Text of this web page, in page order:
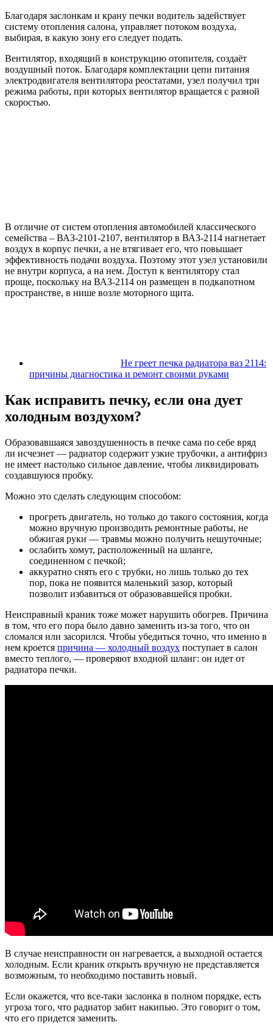
Благодаря заслонкам и крану печки водитель задействует
систему отопления салона, управляет потоком воздуха,
выбирая, в какую зону его следует подать.
Вентилятор, входящий в конструкцию отопителя, создаёт
воздушный поток. Благодаря комплектации цепи питания
электродвигателя вентилятора реостатами, узел получил три
режима работы, при которых вентилятор вращается с разной
скоростью.
В отличие от систем отопления автомобилей классического
семейства – ВАЗ-2101-2107, вентилятор в ВАЗ-2114 нагнетает
воздух в корпус печки, а не втягивает его, что повышает
эффективность подачи воздуха. Поэтому этот узел установили
не внутри корпуса, а на нем. Доступ к вентилятору стал
проще, поскольку на ВАЗ-2114 он размещен в подкапотном
пространстве, в нише возле моторного щита.
Не греет печка радиатора ваз 2114:
причины диагностика и ремонт своими руками
Как исправить печку, если она дует
холодным воздухом?
Образовавшаяся завоздушенность в печке сама по себе вряд
ли исчезнет — радиатор содержит узкие трубочки, а антифриз
не имеет настолько сильное давление, чтобы ликвидировать
создавшуюся пробку.
Можно это сделать следующим способом:
прогреть двигатель, но только до такого состояния, когда
можно вручную производить ремонтные работы, не
обжигая руки — травмы можно получить нешуточные;
ослабить хомут, расположенный на шланге,
соединенном с печкой;
аккуратно снять его с трубки, но лишь только до тех
пор, пока не появится маленький зазор, который
позволит избавиться от образовавшейся пробки.
Неисправный краник тоже может нарушить обогрев. Причина
в том, что его пора было давно заменить из-за того, что он
сломался или засорился. Чтобы убедиться точно, что именно в
нем кроется причина — холодный воздух поступает в салон
вместо теплого, — проверяют входной шланг: он идет от
радиатора печки.
В случае неисправности он нагревается, а выходной остается
холодным. Если краник открыть вручную не представляется
возможным, то необходимо поставить новый.
Если окажется, что все-таки заслонка в полном порядке, есть
угроза того, что радиатор забит накипью. Это говорит о том,
что его придется заменить.